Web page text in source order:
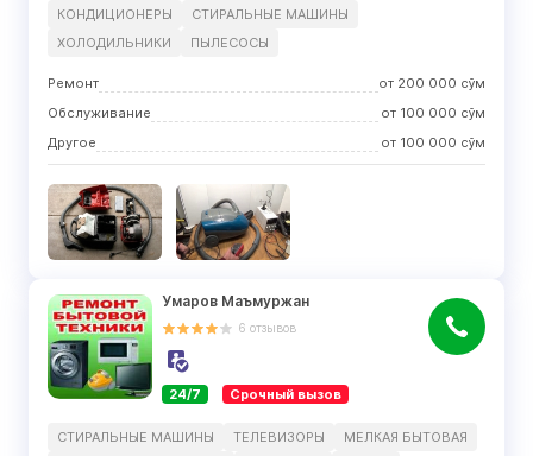
КОНДИЦИОНЕРЫ
СТИРАЛЬНЫЕ МАШИНЫ
ХОЛОДИЛЬНИКИ
ПЫЛЕСОСЫ
Ремонт от 200 000 сўм
Обслуживание
от 100 000 сўм
Другое
от 100 000 сўм
Умаров Маъмуржан
6 отзывов
24/7 Срочный вызов
СТИРАЛЬНЫЕ МАШИНЫ ТЕЛЕВИЗОРЫ
МЕЛКАЯ БЫТОВАЯ